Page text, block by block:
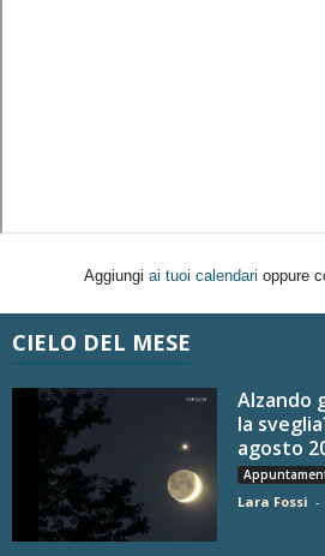
Aggiungi ai tuoi calendari oppure
CIELO DEL MESE
Alzando
la
agosto
Lara Fossi -